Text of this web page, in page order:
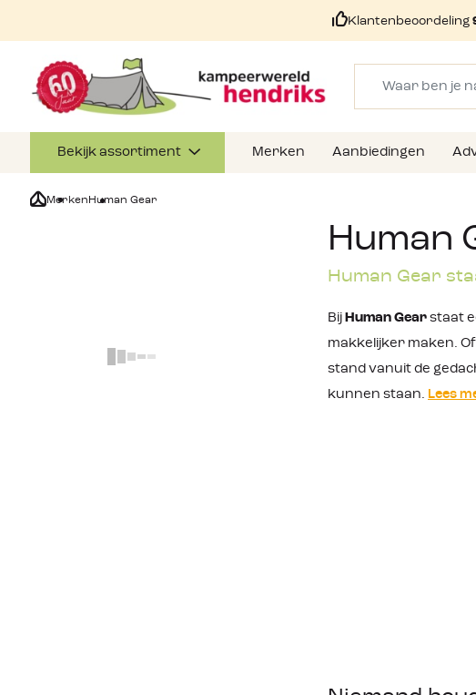
Klantenbeoordeling
Bekijk assortiment Merken Aanbiedingen
Merken Human Gear
Human
Human Gear
Bij Human Gear staat
makkelijker maken.
stand vanuit de
kunnen staan. Lees